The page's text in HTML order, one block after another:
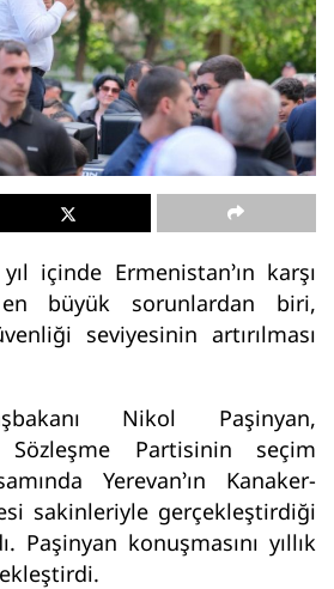
içinde Ermenistan’ın karşı
büyük sorunlardan biri,
seviyesinin artırılması
Nikol Paşinyan,
Partisinin seçim
Yerevan’ın Kanaker-
sakinleriyle gerçekleştirdiği
Paşinyan konuşmasını yıllık